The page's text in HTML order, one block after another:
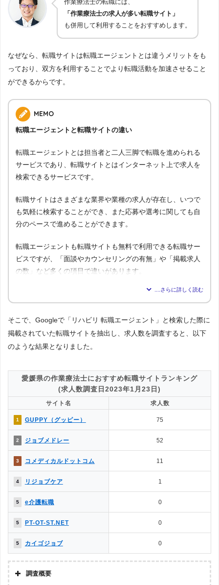
作業療法士の転職には、
「作業療法士の求人が多い転職サイト」
も併用して利用することをおすすめします。
なぜなら、転職サイトは転職エージェントとは違うメリットをも
っており、双方を利用することでより転職活動を加速させること
ができるからです。
MEMO
転職エージェントと転職サイトの違い
転職エージェントとは担当者と二人三脚で転職を進められる
サービスであり、転職サイトとはインターネット上で求人を
検索できるサービスです。
転職サイトはさまざまな業界や業種の求人が存在し、いつで
も気軽に検索することができ、また応募や選考に関しても自
分のペースで進めることができます。
転職エージェントも転職サイトも無料で利用できる転職サー
ビスですが、「面談やカウンセリングの有無」や「掲載求人
の数」など多くの項目で違いがあります。
ント
1.気軽に利用できるのはどっち？
→解説1
△ ◯
2.面談・カウンセリングの有無は？ ◯ ✕
3.掲載求人数はどっちが多い？
◯ △
5.一度に複数の求人に応募できる？
◯
6.企業やヘッドハンターからスカウトはある？ △ ◯
7.企業情報を詳しく知れるのは？
→解説4
8.応募書類の添削や面接対策はある？
9.日程調整や年収交渉など企業やりとりは？
10.内定をもらいやすいのは？
→解説5
11.退職サポートや転職後のサポートは？ △ ✕
［解説1］転職エージェントは、転職エージェント経由での応募になる
ため、転職エージェント側とのやりとりが必要になるなど多少の制限が
生じます。反面、転職サイトは自身で応募するため制約がなく、気軽に
利用することができます。
［解説2］転職エージェントは、自社が実際にコンタクトを取っている
そこで、Googleで「リハビリ 転職エージェント」と検索した際に
掲載されていた転職サイトを抽出し、求人数を調査すると、以下
のような結果となりました。
愛媛県の作業療法士におすすめ転職サイトランキング
(求人数調査日2023年1月23日)
サイト名 求人数
1 GUPPY（グッピー） 75
2 ジョブメドレー 52
3 コメディカルドットコム 11
4 リジョブケア 1
5 e介護転職 0
5 PT-OT-ST.NET 0
5 カイゴジョブ 0
調査概要